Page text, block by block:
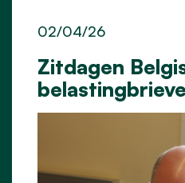
Zitdagen
02/04/26